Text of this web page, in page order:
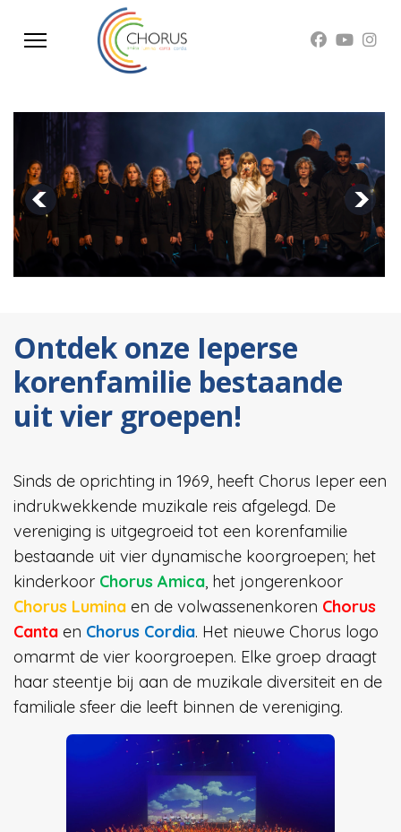
Ontdek onze Ieperse
korenfamilie bestaande
uit vier groepen!
Sinds de oprichting in 1969, heeft Chorus Ieper een
indrukwekkende muzikale reis afgelegd. De
vereniging is uitgegroeid tot een korenfamilie
bestaande uit vier dynamische koorgroepen; het
kinderkoor Chorus Amica, het jongerenkoor
Chorus Lumina en de volwassenenkoren Chorus
Canta en Chorus Cordia. Het nieuwe Chorus logo
omarmt de vier koorgroepen. Elke groep draagt
haar steentje bij aan de muzikale diversiteit en de
familiale sfeer die leeft binnen de vereniging.